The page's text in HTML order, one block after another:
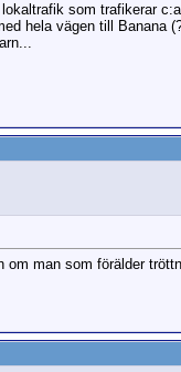
som trafikerar
hela vägen till Banana
man som förälder